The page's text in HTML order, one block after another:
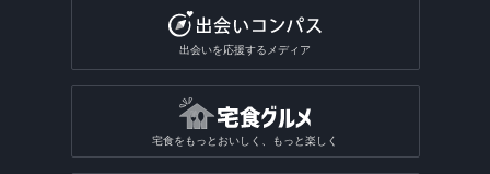
出会いを応援するメディア
宅食をもっとおいしく、もっと楽しく